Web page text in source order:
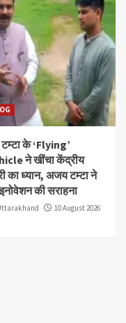
टम्टा के ‘Flying’
ने खींचा केंद्रीय
का ध्यान, अजय टम्टा ने
की सराहना
10 August 2026